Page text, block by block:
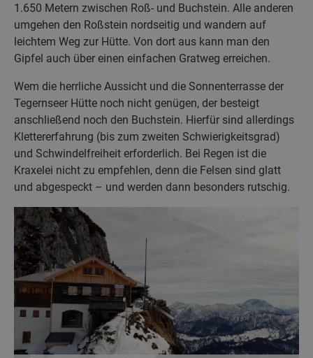
1.650 Metern zwischen Roß- und Buchstein. Alle anderen
umgehen den Roßstein nordseitig und wandern auf
leichtem Weg zur Hütte. Von dort aus kann man den
Gipfel auch über einen einfachen Gratweg erreichen.
Wem die herrliche Aussicht und die Sonnenterrasse der
Tegernseer Hütte noch nicht genügen, der besteigt
anschließend noch den Buchstein. Hierfür sind allerdings
Klettererfahrung (bis zum zweiten Schwierigkeitsgrad)
und Schwindelfreiheit erforderlich. Bei Regen ist die
Kraxelei nicht zu empfehlen, denn die Felsen sind glatt
und abgespeckt – und werden dann besonders rutschig.